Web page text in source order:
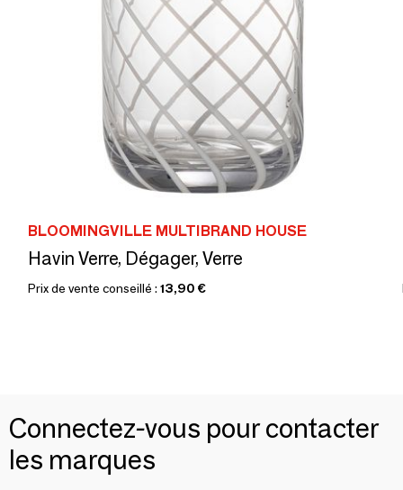
BLOOMINGVILLE MULTIBRAND HOUSE
Havin Verre, Dégager, Verre
Prix de vente conseillé : 13,90 €
Connectez-vous pour contacter
les marques